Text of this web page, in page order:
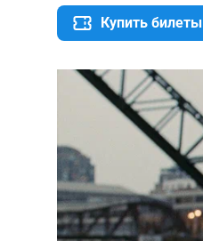
Купить билеты